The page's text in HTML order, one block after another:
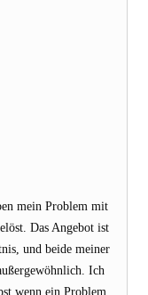
mein Problem mit
Das Angebot ist
und beide meiner
Ich
wenn ein Problem